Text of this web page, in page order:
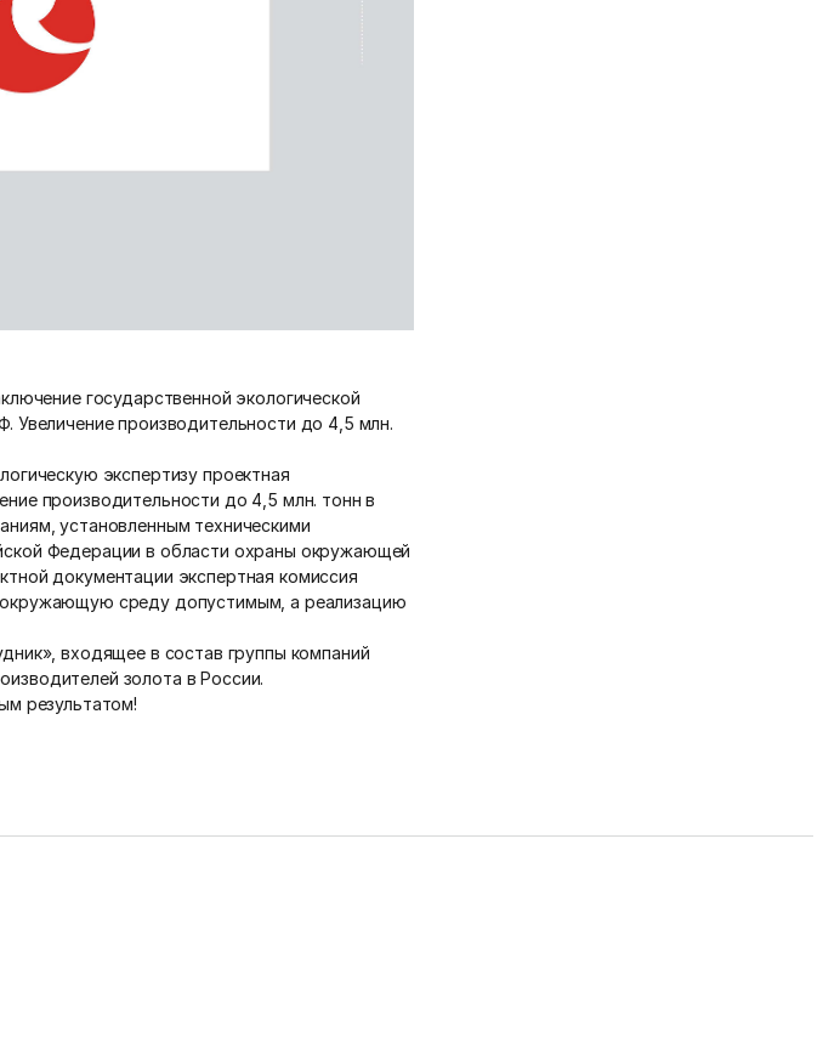
государственной экологической
Увеличение производительности до 4,5 млн.
экспертизу проектная
производительности до 4,5 млн. тонн в
установленным техническими
Федерации в области охраны окружающей
документации экспертная комиссия
окружающую среду допустимым, а реализацию
входящее в состав группы компаний
золота в России.
результатом!